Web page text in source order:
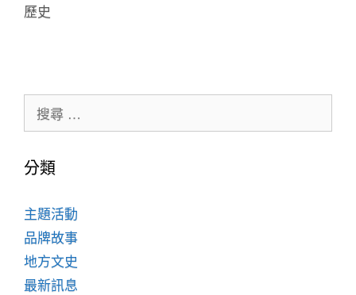
歷史
分類
主題活動
品牌故事
地方文史
最新訊息